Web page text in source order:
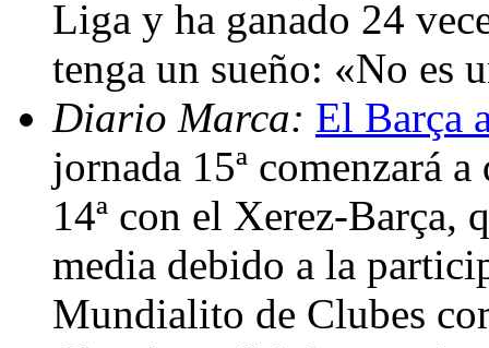
Liga y ha ganado 24
tenga un sueño: «No
Diario Marca: El Barça
jornada 15ª comenzará
14ª con el Xerez-Barça,
media debido a la
Mundialito de Clubes